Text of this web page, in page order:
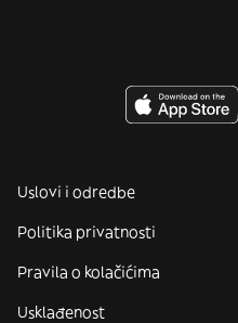
Uslovi i odredbe
Politika privatnosti
Pravila o kolačićima
Usklađenost